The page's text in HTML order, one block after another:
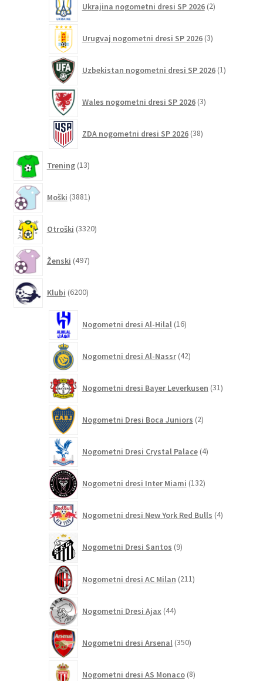
Ukrajina nogometni dresi SP 2026 2izdelka
Urugvaj nogometni dresi SP 2026 3izdelki
Uzbekistan nogometni dresi SP 2026 1izdelek
Wales nogometni dresi SP 2026 3izdelki
ZDA nogometni dresi SP 2026 38izdelkov
Trening 13izdelkov
Moški 3881izdelkov
Otroški 3320izdelkov
Ženski 497izdelkov
Klubi 6200izdelkov
Nogometni dresi Al-Hilal 16izdelkov
Nogometni dresi Al-Nassr 42izdelkov
Nogometni dresi Bayer Leverkusen 31izdelkov
Nogometni Dresi Boca Juniors 2izdelka
Nogometni Dresi Crystal Palace 4izdelki
Nogometni dresi Inter Miami 132izdelkov
Nogometni dresi New York Red Bulls 4izdelki
Nogometni Dresi Santos 9izdelkov
Nogometni dresi AC Milan 211izdelkov
Nogometni Dresi Ajax 44izdelkov
Nogometni dresi Arsenal 350izdelkov
Nogometni dresi AS Monaco 8